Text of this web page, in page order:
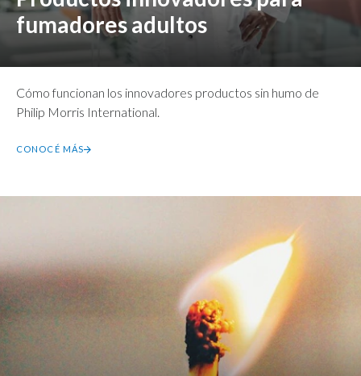
fumadores adultos
Cómo funcionan los innovadores productos sin humo de
Philip Morris International.
CONOCÉ MÁS